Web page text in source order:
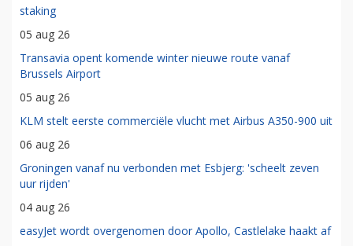
staking
05 aug 26
Transavia opent komende winter nieuwe route vanaf
Brussels Airport
05 aug 26
KLM stelt eerste commerciële vlucht met Airbus A350-900 uit
06 aug 26
Groningen vanaf nu verbonden met Esbjerg: 'scheelt zeven
uur rijden'
04 aug 26
easyJet wordt overgenomen door Apollo, Castlelake haakt af